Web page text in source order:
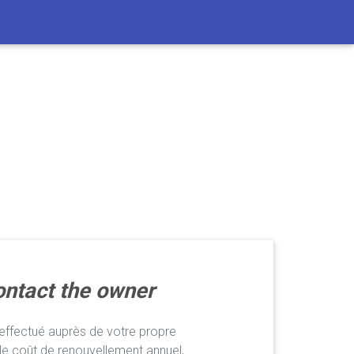
the owner
auprès de votre propre
coût de renouvellement annuel,